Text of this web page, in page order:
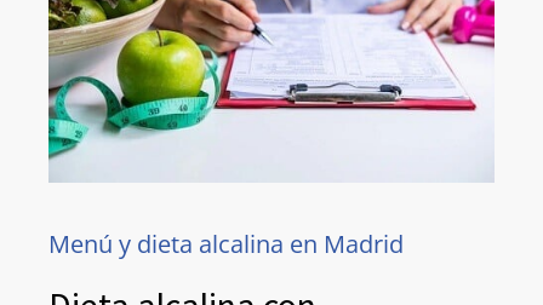
Menú y dieta alcalina en Madrid